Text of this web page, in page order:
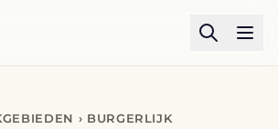
› BURGERLIJK